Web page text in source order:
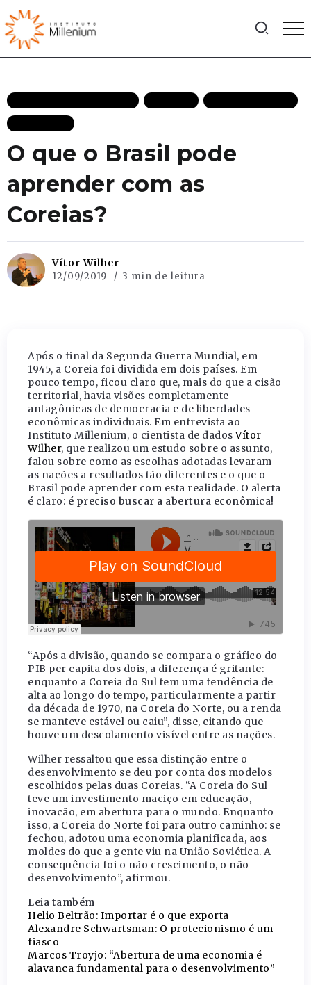
O que o Brasil pode
aprender com as
Coreias?
Vítor Wilher
12/09/2019 3 min de leitura
Após o final da Segunda Guerra Mundial, em
1945, a Coreia foi dividida em dois países. Em
pouco tempo, ficou claro que, mais do que a cisão
territorial, havia visões completamente
antagônicas de democracia e de liberdades
econômicas individuais. Em entrevista ao
Instituto Millenium, o cientista de dadosVítor
Wilher, que realizou um estudo sobre o assunto,
falou sobre como as escolhas adotadas levaram
as nações a resultados tão diferentes e o que o
Brasil pode aprender com esta realidade. O alerta
é claro: é preciso buscar a abertura econômica!
“Após a divisão, quando se compara o gráfico do
PIB per capita dos dois, a diferença é gritante:
enquanto a Coreia do Sul tem uma tendência de
alta ao longo do tempo, particularmente a partir
da década de 1970, na Coreia do Norte, ou a renda
se manteve estável ou caiu”, disse, citando que
houve um descolamento visível entre as nações.
Wilher ressaltou que essa distinção entre o
desenvolvimento se deu por conta dos modelos
escolhidos pelas duas Coreias. “A Coreia do Sul
teve um investimento maciço em educação,
inovação, em abertura para o mundo. Enquanto
isso, a Coreia do Norte foi para outro caminho: se
fechou, adotou uma economia planificada, aos
moldes do que a gente viu na União Soviética. A
consequência foi o não crescimento, o não
desenvolvimento”, afirmou.
Leia também
Helio Beltrão: Importar é o que exporta
Alexandre Schwartsman: O protecionismo é um
fiasco
Marcos Troyjo: “Abertura de uma economia é
alavanca fundamental para o desenvolvimento”